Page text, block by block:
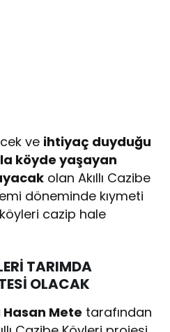
ve ihtiyaç duyduğu
köyde yaşayan
olan Akıllı Cazibe
döneminde kıymeti
cazip hale
TARIMDA
OLACAK
Hasan Mete tarafından